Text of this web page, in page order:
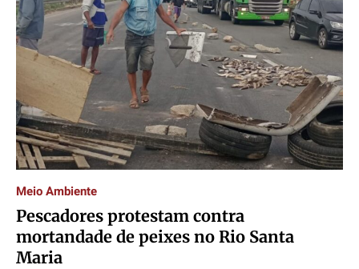
Meio Ambiente
Pescadores protestam contra
mortandade de peixes no Rio Santa
Maria